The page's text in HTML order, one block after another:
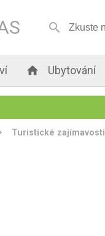

 Ubytování
Turistické zajímavosti